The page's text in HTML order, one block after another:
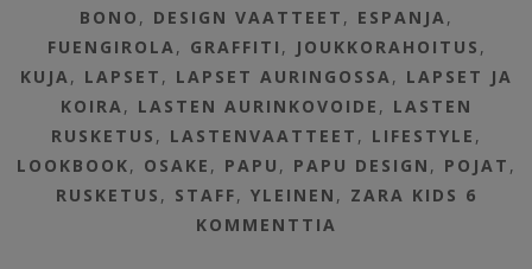
BONO , DESIGN VAATTEET , ESPANJA,
FUENGIROLA, GRAFFITI , JOUKKORAHOITUS ,
KUJA, LAPSET , LAPSET AURINGOSSA, LAPSET JA
KOIRA, LASTEN AURINKOVOIDE , LASTEN
RUSKETUS , LASTENVAATTEET , LIFESTYLE ,
LOOKBOOK, OSAKE , PAPU , PAPU DESIGN , POJAT ,
RUSKETUS , STAFF,YLEINEN , ZARA KIDS 6
KOMMENTTIA